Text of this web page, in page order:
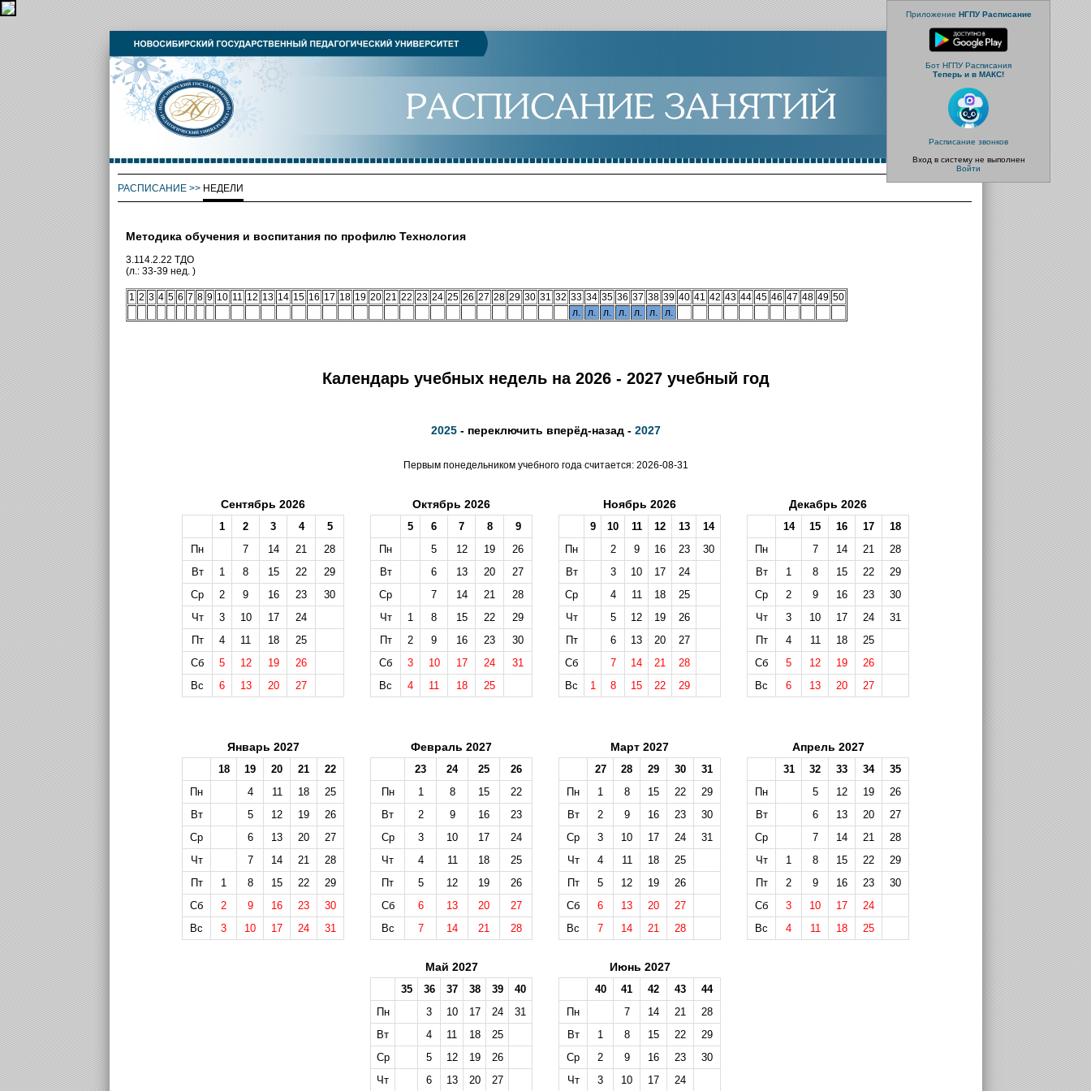
Приложение НГПУ Расписание
Бот НГПУ Расписания
Теперь и в МАКС!
Расписание звонков
Вход в систему не выполнен
Войти
РАСПИСАНИЕ>> НЕДЕЛИ
Методика обучения и воспитания по профилю Технология
3.114.2.22 ТДО
(л.: 33-39 нед. )
1 2 3 4 5 6 7 8 9 10 11 12 13 14 15 16 17 18 19 20 21 22 23 24 25 26 27 28 29 30 31 32 33 34 35 36 37 38 39 40 41 42 43 44 45 46 47 48 49 50
л.
л. л. л. л. л. л.
Календарь учебных недель на 2026 - 2027 учебный год
2025- переключить вперёд-назад - 2027
Первым понедельником учебного года считается: 2026-08-31
Сентябрь 2026
1 2 3 4
5
Пн
7 14 21
28
Вт
1 8 15 22
29
Ср
2 9 16 23
30
Чт
3 10 17
24
Пт
4 11 18
25
Сб
5 12 19
26
Вс
6 13 20 27
Октябрь 2026
5 6 7 8
9
Пн
5 12 19
26
Вт
6 13 20
27
Ср
7 14 21
28
Чт
1 8 15 22
29
Пт
2 9 16 23
30
Сб
3 10 17 24
31
Вс
4 11 18 25
Ноябрь 2026
9 10 11 12 13
14
Пн
2 9 16 23
30
Вт
3 10 17
24
Ср
4 11 18
25
Чт
5 12 19
26
Пт
6 13 20
27
Сб
7 14 21
28
Вс
1 8 15 22 29
Декабрь 2026
14 15 16 17
18
Пн
7 14 21
28
Вт
1 8 15 22
29
Ср
2 9 16 23
30
Чт
3 10 17 24
31
Пт
4 11 18
25
Сб
5 12 19
26
Вс
6 13 20 27
Январь 2027
18 19 20 21
22
Пн
4 11 18
25
Вт
5 12 19
26
Ср
6 13 20
27
Чт
7 14 21
28
Пт
1 8 15 22
29
Сб
2 9 16 23
30
Вс
3 10 17 24 31
Февраль 2027
23 24 25
26
Пн
1 8 15
22
Вт
2 9 16
23
Ср
3 10 17
24
Чт
4 11 18
25
Пт
5 12 19
26
Сб
6 13 20
27
Вс
7 14 21 28
Март 2027
27 28 29 30
31
Пн
1 8 15 22
29
Вт
2 9 16 23
30
Ср
3 10 17 24
31
Чт
4 11 18
25
Пт
5 12 19
26
Сб
6 13 20
27
Вс
7 14 21 28
Апрель 2027
31 32 33 34
35
Пн
5 12 19
26
Вт
6 13 20
27
Ср
7 14 21
28
Чт
1 8 15 22
29
Пт
2 9 16 23
30
Сб
3 10 17
24
Вс
4 11 18 25
Май 2027
35 36 37 38 39
40
Пн
3 10 17 24
31
Вт
4 11 18
25
Ср
5 12 19
26
Чт
6 13 20 27
Июнь 2027
40 41 42 43
44
Пн
7 14 21
28
Вт
1 8 15 22
29
Ср
2 9 16 23
30
Чт
3 10 17 24